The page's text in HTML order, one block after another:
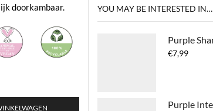
doorkambaar.
YOU MAY BE INTERESTED IN…
€7,99